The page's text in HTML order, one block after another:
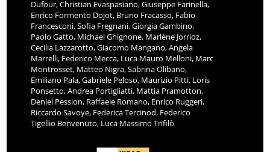
Dufour, Christian Evaspasiano, Giuseppe Farinella,
Enrico Formento Dojot, Bruno Fracasso, Fabio
Francesconi, Sofia Fregnani, Giorgia Gambino,
Paolo Gatto, Michael Ghignone, Marlène Jorrioz,
Cecilia Lazzarotto, Giacomo Mangano, Angela
Marrelli, Federico Mecca, Luca Mauro Melloni, Marc
Montrosset, Matteo Nigra, Sabrina Olibano,
Emiliano Pala, Gabriele Peloso, Maurizio Pitti, Loris
Ponsetto, Andrea Portigliatti, Mattia Pramotton,
Deniel Pession, Raffaele Romano, Enrico Ruggeri,
Riccardo Savoye, Federica Tercinod, Federico
Tigellio Benvenuto, Luca Massimo Trifilò